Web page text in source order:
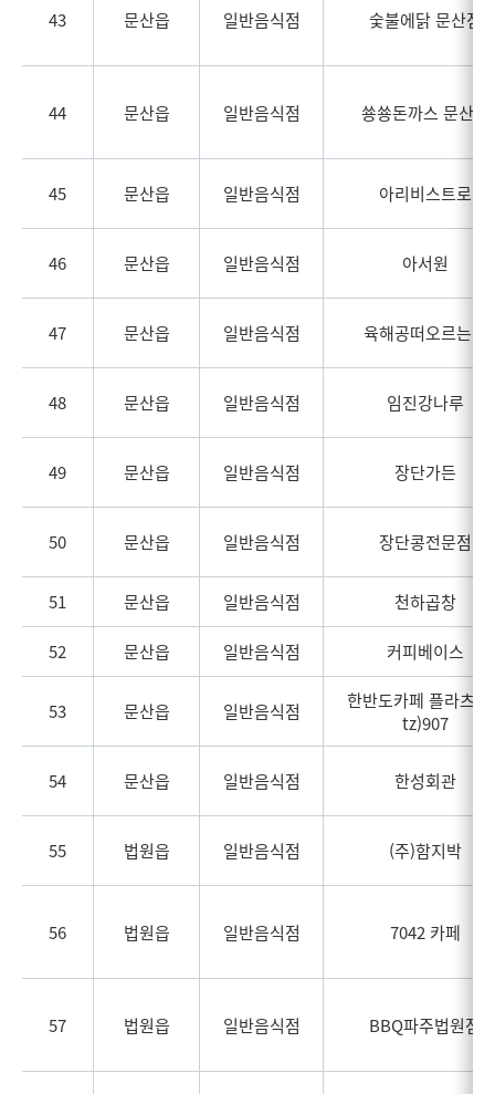
43 문산읍 일반음식점 숯불에닭 문산점
44 문산읍 일반음식점 쑝쑝돈까스 문산점
45 문산읍 일반음식점 아리비스트로
46 문산읍 일반음식점 아서원
47 문산읍 일반음식점 육해공떠오르는집
48 문산읍 일반음식점 임진강나루
49 문산읍 일반음식점 장단가든
50 문산읍 일반음식점 장단콩전문점
51 문산읍 일반음식점 천하곱창
52 문산읍 일반음식점 커피베이스
53 문산읍 일반음식점
한반도카페 플라츠
tz)907
54 문산읍 일반음식점 한성회관
55 법원읍 일반음식점 (주)함지박
56 법원읍 일반음식점 7042 카페
57 법원읍 일반음식점 BBQ파주법원점